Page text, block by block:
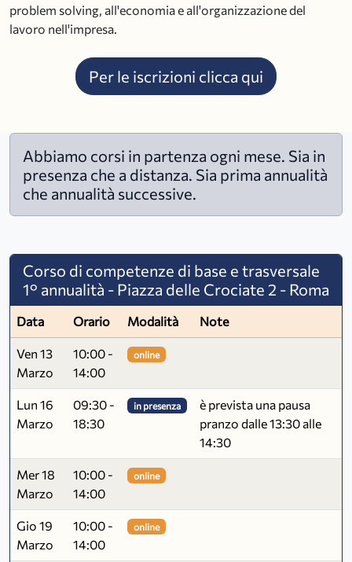
problem solving, all'economia e all'organizzazione del
lavoro nell'impresa.
Per le iscrizioni clicca qui
Abbiamo corsi in partenza ogni mese. Sia in
presenza che a distanza. Sia prima annualità
che annualità successive.
Corso di competenze di base e trasversale
1° annualità - Piazza delle Crociate 2 - Roma
Data Orario Modalità Note
Ven 13
Marzo
10:00 -
14:00
online
Lun 16
Marzo
09:30 -
18:30
in presenza
è prevista una pausa
pranzo dalle 13:30 alle
14:30
Mer 18
Marzo
10:00 -
14:00
online
Gio 19
Marzo
10:00 -
14:00
online